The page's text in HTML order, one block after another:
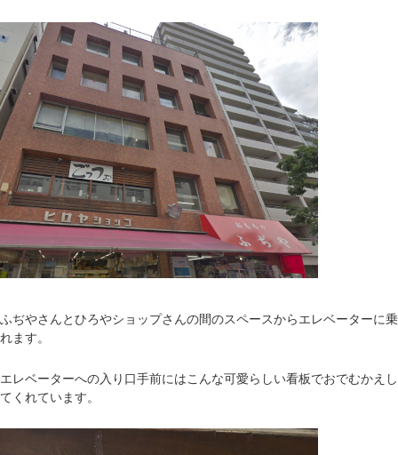
ふぢやさんとひろやショップさんの間のスペースからエレベーターに乗
れます。
エレベーターへの入り口手前にはこんな可愛らしい看板でおでむかえし
てくれています。